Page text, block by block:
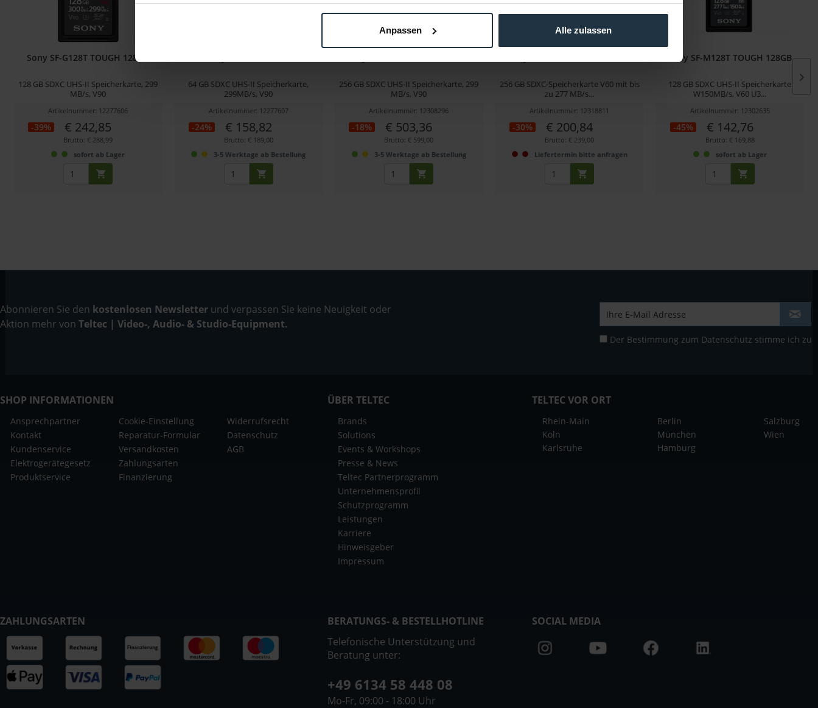
Anpassen Alle zulassen
Sony SF-G128T TOUGH 128GB
128 GB SDXC UHS-II Speicherkarte, 299
MB/s, V90
Artikelnummer: 12277606
-39% € 242,85
Brutto: € 288,99
sofort ab Lager
64 GB SDXC UHS-II Speicherkarte,
299MB/s, V90
Artikelnummer: 12277607
-24% € 158,82
Brutto: € 189,00
3-5 Werktage ab Bestellung
256 GB SDXC UHS-II Speicherkarte, 299
MB/s, V90
Artikelnummer: 12308296
-18% € 503,36
Brutto: € 599,00
3-5 Werktage ab Bestellung
256 GB SDXC-Speicherkarte V60 mit bis
zu 277 MB/s...
Artikelnummer: 12318811
-30% € 200,84
Brutto: € 239,00
Liefertermin bitte anfragen
Sony SF-M128T TOUGH 128GB
128 GB SDXC UHS-II Speicherkarte
W150MB/s, V60 U3...
Artikelnummer: 12302635
-45% € 142,76
Brutto: € 169,88
sofort ab Lager
Abonnieren Sie den kostenlosen Newsletter und verpassen Sie keine Neuigkeit oder
Aktion mehr von Teltec | Video-, Audio- & Studio-Equipment.
Der Bestimmung zum Datenschutz stimme ich zu
SHOP INFORMATIONEN
Ansprechpartner
Kontakt
Kundenservice
Elektrogerätegesetz
Produktservice
Cookie-Einstellung
Reparatur-Formular
Versandkosten
Zahlungsarten
Finanzierung
Widerrufsrecht
Datenschutz
AGB
ÜBER TELTEC
Brands
Solutions
Events & Workshops
Presse & News
Teltec Partnerprogramm
Unternehmensprofil
Schutzprogramm
Leistungen
Karriere
Hinweisgeber
Impressum
TELTEC VOR ORT
Rhein-Main
Köln
Karlsruhe
Berlin
München
Hamburg
Salzburg
Wien
ZAHLUNGSARTEN
BERATUNGS- & BESTELLHOTLINE
Telefonische Unterstützung und
Beratung unter:
+49 6134 58 448 08
Mo-Fr, 09:00 - 18:00 Uhr
SOCIAL MEDIA